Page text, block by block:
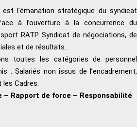
est l’émanation stratégique du syndicat
à l’ouverture à la concurrence du
RATP. Syndicat de négociations, de
et de résultats.
toutes les catégories de personnel
: Salariés non issus de l’encadrement,
Cadres.
– Rapport de force – Responsabilité